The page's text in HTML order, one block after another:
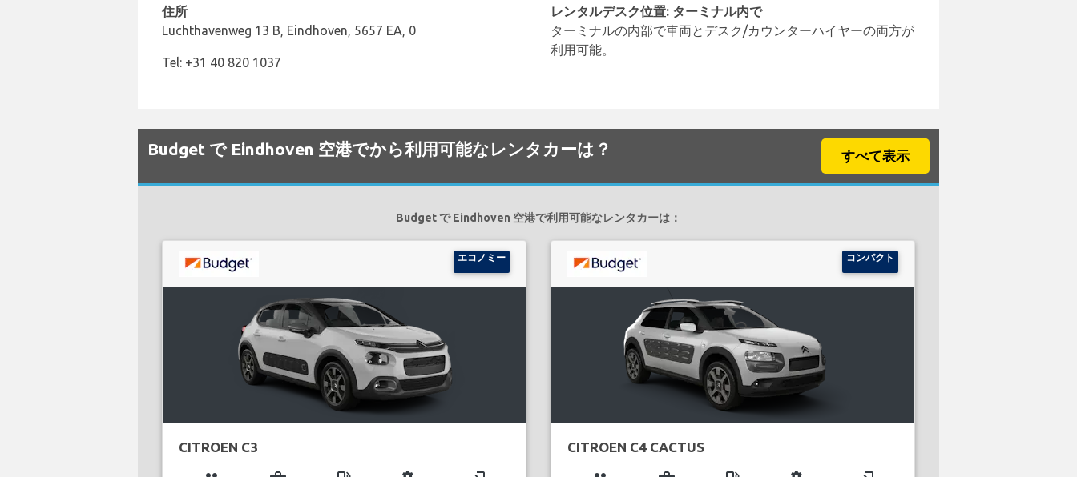
住所
Luchthavenweg 13 B, Eindhoven, 5657 EA, 0
Tel: +31 40 820 1037
レンタルデスク位置: ターミナル内で
ターミナルの内部で車両とデスク/カウンターハイヤーの両方が
利用可能。
Budget で Eindhoven 空港でから利用可能なレンタカーは？ すべて表示
Budget で Eindhoven 空港で利用可能なレンタカーは：
エコノミー
CITROEN C3
コンパクト
CITROEN C4 CACTUS